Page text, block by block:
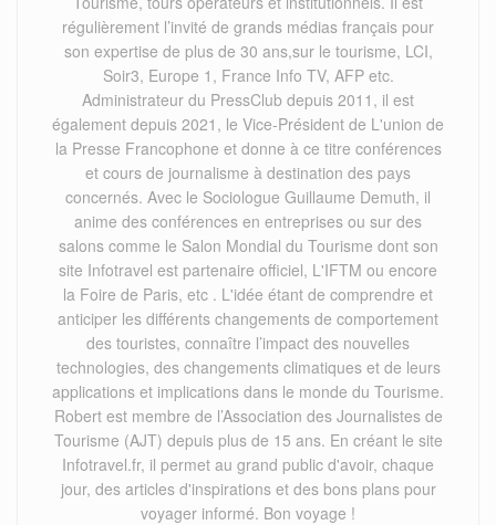
régulièrement l’invité de grands médias français pour
son expertise de plus de 30 ans,sur le tourisme, LCI,
Soir3, Europe 1, France Info TV, AFP etc.
Administrateur du PressClub depuis 2011, il est
également depuis 2021, le Vice-Président de L'union de
la Presse Francophone et donne à ce titre conférences
et cours de journalisme à destination des pays
concernés. Avec le Sociologue Guillaume Demuth, il
anime des conférences en entreprises ou sur des
salons comme le Salon Mondial du Tourisme dont son
site Infotravel est partenaire officiel, L'IFTM ou encore
la Foire de Paris, etc . L'idée étant de comprendre et
anticiper les différents changements de comportement
des touristes, connaître l’impact des nouvelles
technologies, des changements climatiques et de leurs
applications et implications dans le monde du Tourisme.
Robert est membre de l’Association des Journalistes de
Tourisme (AJT) depuis plus de 15 ans. En créant le site
Infotravel.fr, il permet au grand public d'avoir, chaque
jour, des articles d'inspirations et des bons plans pour
voyager informé. Bon voyage !